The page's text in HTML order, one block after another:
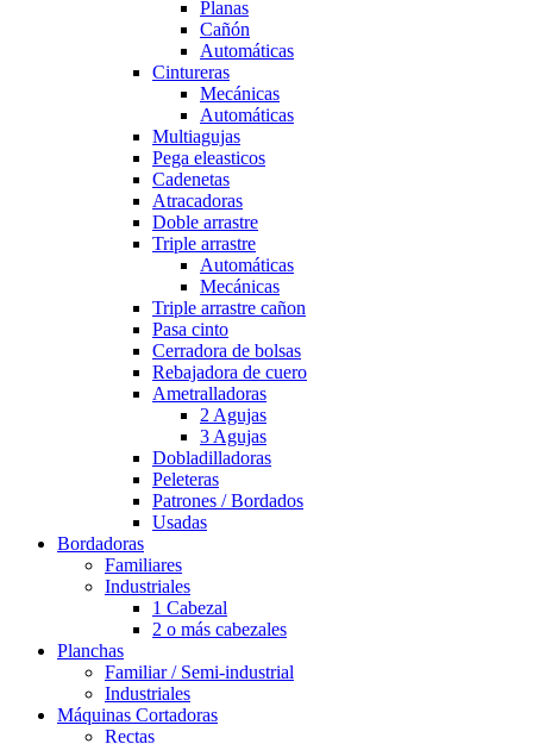
Planas
Cañón
Automáticas
Cintureras
Mecánicas
Automáticas
Multiagujas
Pega eleasticos
Cadenetas
Atracadoras
Doble arrastre
Triple arrastre
Automáticas
Mecánicas
Triple arrastre cañon
Pasa cinto
Cerradora de bolsas
Rebajadora de cuero
Ametralladoras
2 Agujas
3 Agujas
Dobladilladoras
Peleteras
Patrones / Bordados
Usadas
Bordadoras
Familiares
Industriales
1 Cabezal
2 o más cabezales
Planchas
Familiar / Semi-industrial
Industriales
Máquinas Cortadoras
Rectas